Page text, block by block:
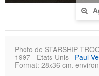
Photo de STARSHIP
1997 - Etats-Unis - Paul
Format: 28x36 cm.